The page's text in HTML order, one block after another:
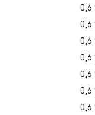
0,6
0,6
0,6
0,6
0,6
0,6
0,6